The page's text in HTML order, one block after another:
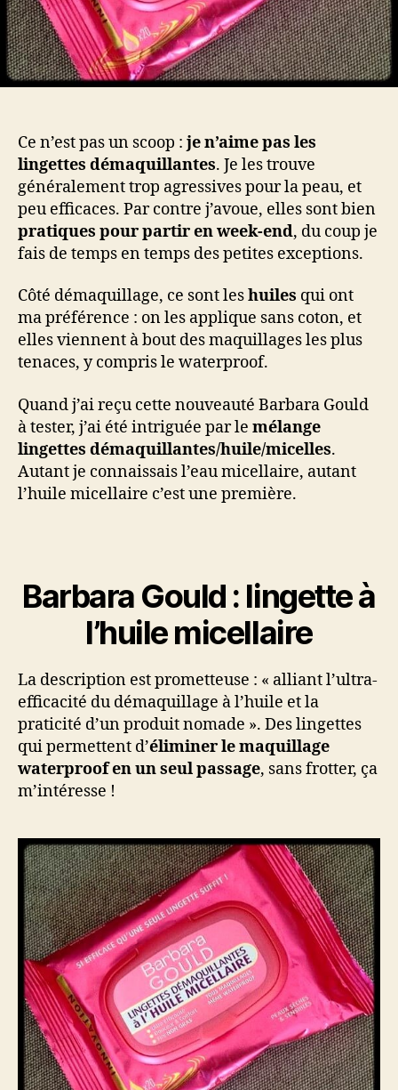
Ce n’est pas un scoop : je n’aime pas les
lingettes démaquillantes. Je les trouve
généralement trop agressives pour la peau, et
peu efficaces. Par contre j’avoue, elles sont bien
pratiques pour partir en week-end, du coup je
fais de temps en temps des petites exceptions.
Côté démaquillage, ce sont leshuiles qui ont
ma préférence : on les applique sans coton, et
elles viennent à bout des maquillages les plus
tenaces, y compris le waterproof.
Quand j’ai reçu cette nouveauté Barbara Gould
à tester, j’ai été intriguée par le mélange
lingettes démaquillantes/huile/micelles.
Autant je connaissais l’eau micellaire, autant
l’huile micellaire c’est une première.
Barbara Gould : lingette à
l’huile micellaire
La description est prometteuse : « alliant l’ultra-
efficacité du démaquillage à l’huile et la
praticité d’un produit nomade ». Des lingettes
qui permettent d’éliminer le maquillage
waterproof en un seul passage, sans frotter, ça
m’intéresse !